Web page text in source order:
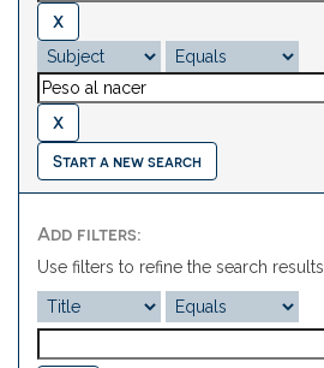
Start a new search
Add filters:
Use filters to refine the search results.